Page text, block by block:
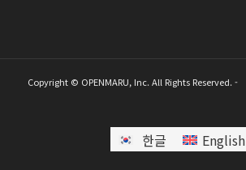
Copyright © OPENMARU, Inc. All Rights Reserved. -
한글 English